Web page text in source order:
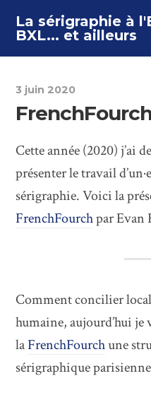
La sérigraphie à
BXL... et ailleurs
3 juin 2020
Cette année (2020) j’ai
présenter le travail
sérigraphie. Voici la
FrenchFourchpar Evan
Comment concilier
humaine, aujourd’hui
laFrenchFourchune
sérigraphique